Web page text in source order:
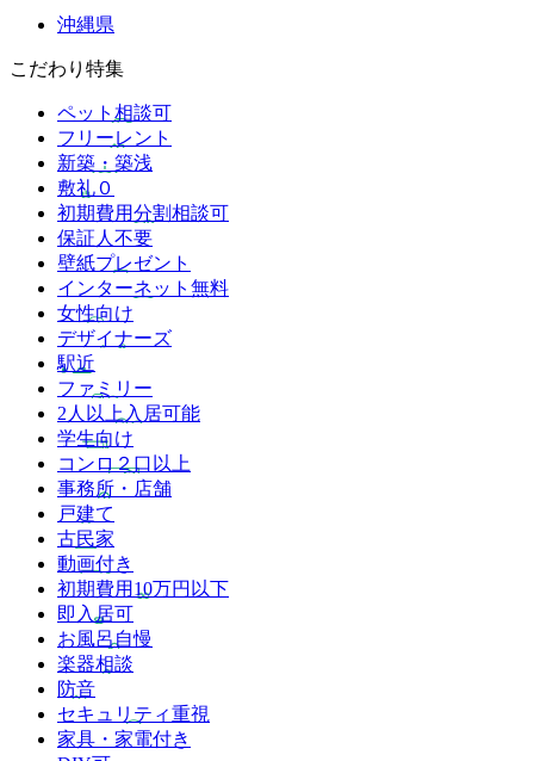
沖縄県
こだわり特集
ペット相談可
フリーレント
新築・築浅
敷礼０
初期費用分割相談可
保証人不要
壁紙プレゼント
インターネット無料
女性向け
デザイナーズ
駅近
ファミリー
2人以上入居可能
学生向け
コンロ２口以上
事務所・店舗
戸建て
古民家
動画付き
初期費用10万円以下
即入居可
お風呂自慢
楽器相談
防音
セキュリティ重視
家具・家電付き